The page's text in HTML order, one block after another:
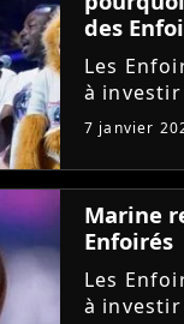
après
des
Les
à
pour leur
2026 au
Restos
Discrète
années,
la troupe
7 janvier
Marine
Enfoirés
Les
à